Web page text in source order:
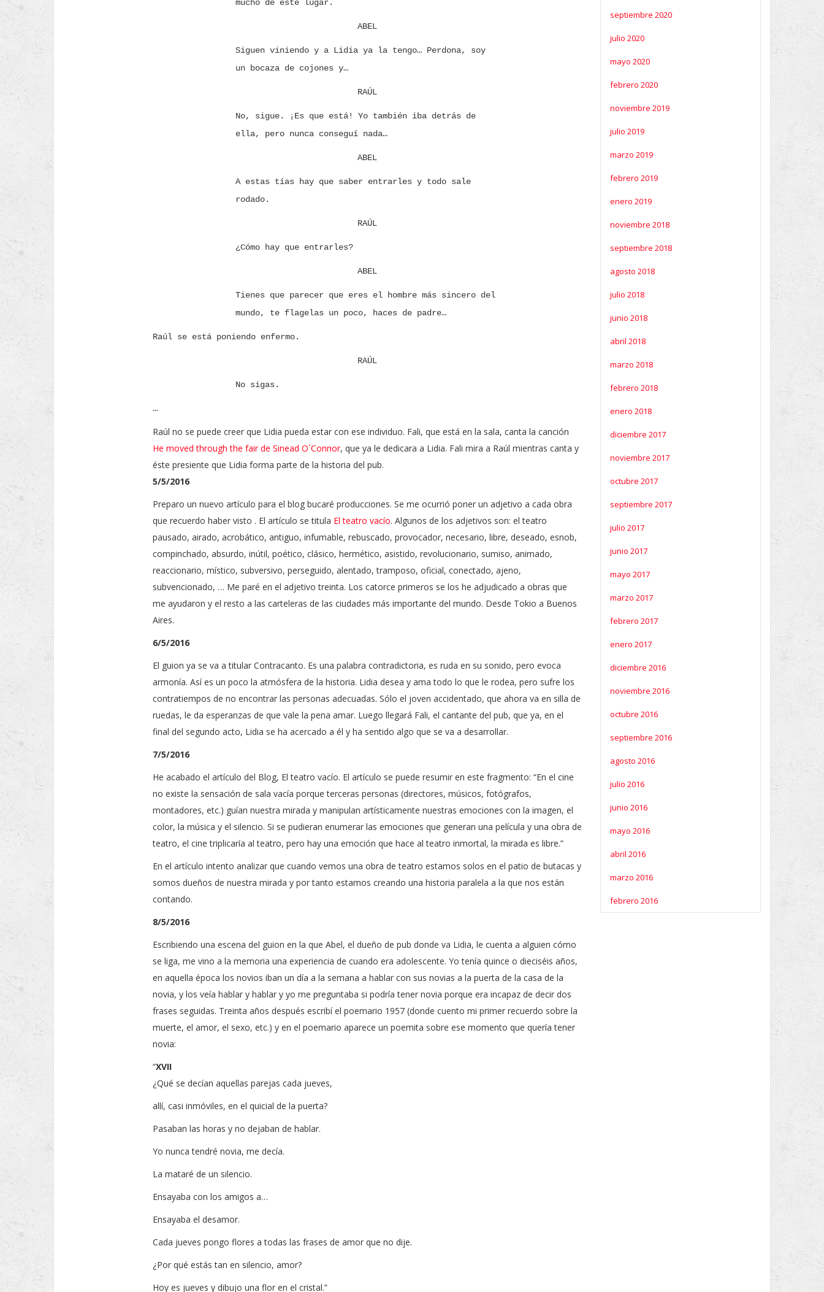
mucho de este lugar.
ABEL
Siguen viniendo y a Lidia ya la tengo… Perdona, soy
un bocaza de cojones y…
RAÚL
No, sigue. ¡Es que está! Yo también iba detrás de
ella, pero nunca conseguí nada…
ABEL
A estas tías hay que saber entrarles y todo sale
rodado.
RAÚL
¿Cómo hay que entrarles?
ABEL
Tienes que parecer que eres el hombre más sincero del
mundo, te flagelas un poco, haces de padre…
Raúl se está poniendo enfermo.
RAÚL
No sigas.
…
Raúl no se puede creer que Lidia pueda estar con ese individuo. Fali, que está en la sala, canta la canción
He moved through the fair de Sinead O´Connor, que ya le dedicara a Lidia. Fali mira a Raúl mientras canta y
éste presiente que Lidia forma parte de la historia del pub.
5/5/2016
Preparo un nuevo artículo para el blog bucaré producciones. Se me ocurrió poner un adjetivo a cada obra
que recuerdo haber visto . El artículo se titula El teatro vacío. Algunos de los adjetivos son: el teatro
pausado, airado, acrobático, antiguo, infumable, rebuscado, provocador, necesario, libre, deseado, esnob,
compinchado, absurdo, inútil, poético, clásico, hermético, asistido, revolucionario, sumiso, animado,
reaccionario, místico, subversivo, perseguido, alentado, tramposo, oficial, conectado, ajeno,
subvencionado, … Me paré en el adjetivo treinta. Los catorce primeros se los he adjudicado a obras que
me ayudaron y el resto a las carteleras de las ciudades más importante del mundo. Desde Tokio a Buenos
Aires.
6/5/2016
El guion ya se va a titular Contracanto. Es una palabra contradictoria, es ruda en su sonido, pero evoca
armonía. Así es un poco la atmósfera de la historia. Lidia desea y ama todo lo que le rodea, pero sufre los
contratiempos de no encontrar las personas adecuadas. Sólo el joven accidentado, que ahora va en silla de
ruedas, le da esperanzas de que vale la pena amar. Luego llegará Fali, el cantante del pub, que ya, en el
final del segundo acto, Lidia se ha acercado a él y ha sentido algo que se va a desarrollar.
7/5/2016
He acabado el artículo del Blog, El teatro vacío. El artículo se puede resumir en este fragmento: “En el cine
no existe la sensación de sala vacía porque terceras personas (directores, músicos, fotógrafos,
montadores, etc.) guían nuestra mirada y manipulan artísticamente nuestras emociones con la imagen, el
color, la música y el silencio. Si se pudieran enumerar las emociones que generan una película y una obra de
teatro, el cine triplicaría al teatro, pero hay una emoción que hace al teatro inmortal, la mirada es libre.”
En el artículo intento analizar que cuando vemos una obra de teatro estamos solos en el patio de butacas y
somos dueños de nuestra mirada y por tanto estamos creando una historia paralela a la que nos están
contando.
8/5/2016
Escribiendo una escena del guion en la que Abel, el dueño de pub donde va Lidia, le cuenta a alguien cómo
se liga, me vino a la memoria una experiencia de cuando era adolescente. Yo tenía quince o dieciséis años,
en aquella época los novios iban un día a la semana a hablar con sus novias a la puerta de la casa de la
novia, y los veía hablar y hablar y yo me preguntaba si podría tener novia porque era incapaz de decir dos
frases seguidas. Treinta años después escribí el poemario 1957 (donde cuento mi primer recuerdo sobre la
muerte, el amor, el sexo, etc.) y en el poemario aparece un poemita sobre ese momento que quería tener
novia:
“XVII
¿Qué se decían aquellas parejas cada jueves,
allí, casi inmóviles, en el quicial de la puerta?
Pasaban las horas y no dejaban de hablar.
Yo nunca tendré novia, me decía.
La mataré de un silencio.
Ensayaba con los amigos a…
Ensayaba el desamor.
Cada jueves pongo flores a todas las frases de amor que no dije.
¿Por qué estás tan en silencio, amor?
Hoy es jueves y dibujo una flor en el cristal.”
septiembre 2020
julio 2020
mayo 2020
febrero 2020
noviembre 2019
julio 2019
marzo 2019
febrero 2019
enero 2019
noviembre 2018
septiembre 2018
agosto 2018
julio 2018
junio 2018
abril 2018
marzo 2018
febrero 2018
enero 2018
diciembre 2017
noviembre 2017
octubre 2017
septiembre 2017
julio 2017
junio 2017
mayo 2017
marzo 2017
febrero 2017
enero 2017
diciembre 2016
noviembre 2016
octubre 2016
septiembre 2016
agosto 2016
julio 2016
junio 2016
mayo 2016
abril 2016
marzo 2016
febrero 2016